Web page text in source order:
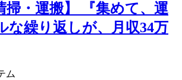
掃・運搬】 『集めて、運
な繰り返しが、月収34万
ム